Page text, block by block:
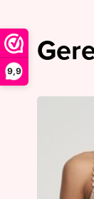
9,9